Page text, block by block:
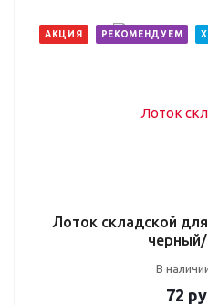
АКЦИЯ РЕКОМЕНДУЕМ
Лоток складской
В
72